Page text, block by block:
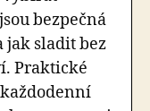
bezpečná
jak sladit bez
Praktické